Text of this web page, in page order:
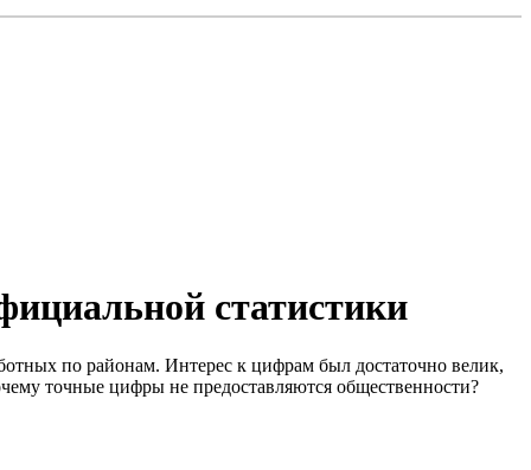
статистики
по районам. Интерес к цифрам был достаточно велик,
точные цифры не предоставляются общественности?